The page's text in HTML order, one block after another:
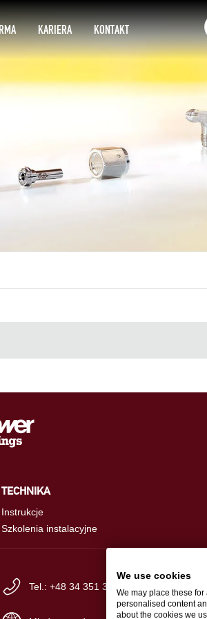
KARIERA KONTAKT
TECHNIKA
Instrukcje
Szkolenia instalacyjne
Tel.: +48 34 351 33 30
We use cookies
We may place these
personalised content
about the cookies we